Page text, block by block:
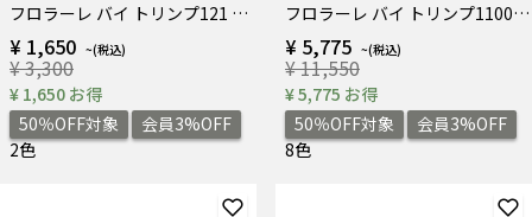
フロラーレ バイ トリンプ121 レギュラーショーツ
¥ 1,650
¥ 3,300
¥ 1,650 お得
50％OFF対象
会員3%OFF
2色
フロラーレ バイ トリンプ1100 ラウンドスリップ
¥ 5,775
¥ 11,550
¥ 5,775 お得
50％OFF対象
会員3%OFF
8色